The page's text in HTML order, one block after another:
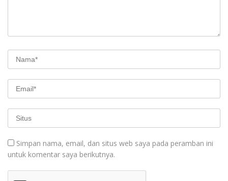
Simpan nama, email, dan situs web saya pada peramban ini
untuk komentar saya berikutnya.